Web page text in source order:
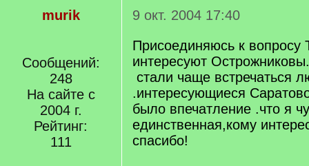
murik
Сообщений:
248
На сайте с
2004 г.
Рейтинг:
111
9 окт. 2004 17:40
Присоединяюсь к вопросу
интересуют
стали чаще встречаться
.интересующиеся
было впечатление .что я
единственная,кому
спасибо!